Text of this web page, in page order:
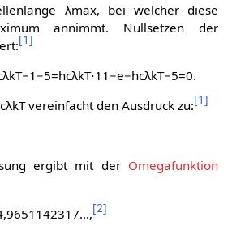
λmax, bei welcher diese
annimmt. Nullsetzen der
[1]
λkT−1 −5=hcλkT⋅1 1 −e−hcλkT−5=0.
cλkTvereinfacht den Ausdruck zu:[1]
ergibt mit der Omegafunktion
,9651 142317…,[2]